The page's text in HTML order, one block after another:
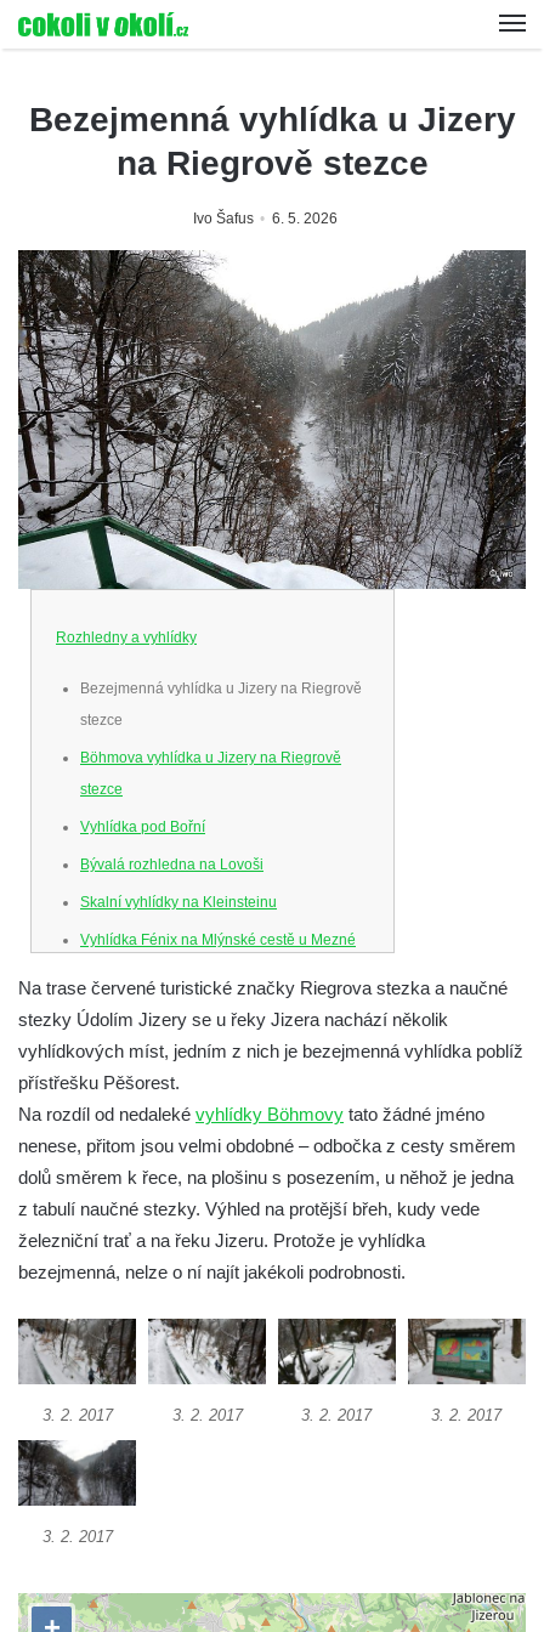
Bezejmenná vyhlídka u Jizery
na Riegrově stezce
Ivo Šafus 6. 5. 2026
Rozhledny a vyhlídky
Bezejmenná vyhlídka u Jizery na Riegrově
stezce
Böhmova vyhlídka u Jizery na Riegrově
stezce
Vyhlídka pod Bořní
Bývalá rozhledna na Lovoši
Skalní vyhlídky na Kleinsteinu
Vyhlídka Fénix na Mlýnské cestě u Mezné
starokatolického kostela Proměnění Páně
Vyhlídka u svatého Josefa v Zákupech
Ferdinandova vyhlídka u bývalého
čedičového lomu v Zákupech
Vyhlídka na konci Křížové cesty na
Křížovém vrchu ve Frýdlantu
Rozhledna Čáp v Adršpašsko-teplických
skalách
Vyhlídka pod Doubravskou horou v
Teplicích
Vyhlídka Kaltenbergblick pod Weifbergem
Vyhlídka na vrchu Waitzdorfer Höhe u
Goßdorfu
Rozhledna Maják u Strupčic
Na trase červené turistické značky Riegrova stezka a naučné
stezky Údolím Jizery se u řeky Jizera nachází několik
vyhlídkových míst, jedním z nich je bezejmenná vyhlídka poblíž
přístřešku Pěšorest.
Na rozdíl od nedaleké vyhlídky Böhmovy tato žádné jméno
nenese, přitom jsou velmi obdobné – odbočka z cesty směrem
dolů směrem k řece, na plošinu s posezením, u něhož je jedna
z tabulí naučné stezky. Výhled na protější břeh, kudy vede
železniční trať a na řeku Jizeru. Protože je vyhlídka
bezejmenná, nelze o ní najít jakékoli podrobnosti.
3. 2. 2017 3. 2. 2017 3. 2. 2017 3. 2. 2017
3. 2. 2017